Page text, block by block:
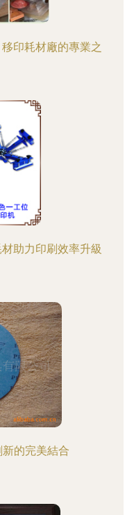
印耗材廠的專業之
助力印刷效率升級
的完美結合